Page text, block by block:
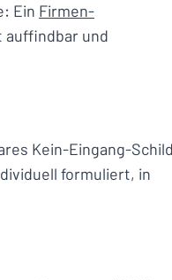
Ein Firmen-
auffindbar und
Kein-Eingang-Schild
formuliert, in